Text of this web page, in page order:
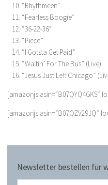
“Rhythmeen”
“Fearless Boogie”
“36-22-36”
“Piece”
“I Gotsta Get Paid”
“Waitin’ For The Bus” (Live)
“Jesus Just Left Chicago”
[amazonjs asin=“B07QYQ4GKS“
[amazonjs asin=“B07QZV29JQ“
Newsletter bestellen für